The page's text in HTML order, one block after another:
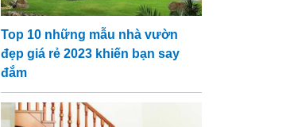
Top 10 những mẫu nhà vườn
đẹp giá rẻ 2023 khiến bạn say
đắm